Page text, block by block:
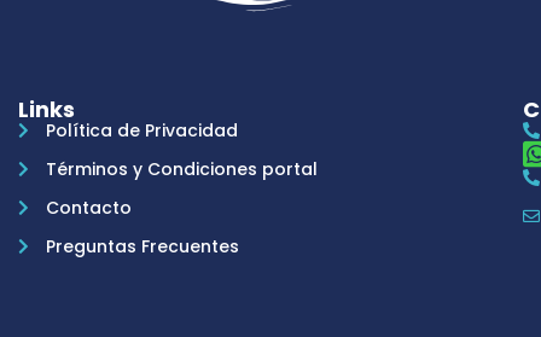
Links
Política de Privacidad
Términos y Condiciones portal
Contacto
Preguntas Frecuentes